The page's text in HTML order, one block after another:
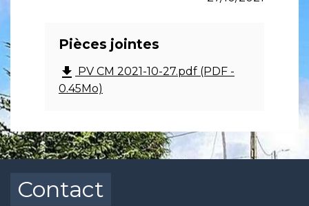
Pièces jointes
file_download PV CM 2021-10-27.pdf (PDF -
0.45Mo)
Contact